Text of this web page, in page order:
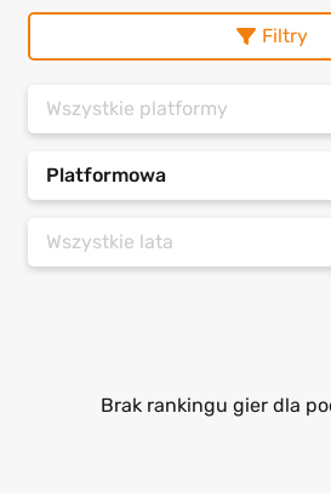
Filtry
Wszystkie platformy
Platformowa
Wszystkie lata
Brak rankingu gier dla